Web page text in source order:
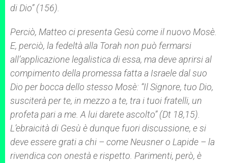
di Dio” (156).
Perciò, Matteo ci presenta Gesù come il nuovo Mosè.
E, perciò, la fedeltà alla Torah non può fermarsi
all’applicazione legalistica di essa, ma deve aprirsi al
compimento della promessa fatta a Israele dal suo
Dio per bocca dello stesso Mosè: “Il Signore, tuo Dio,
susciterà per te, in mezzo a te, tra i tuoi fratelli, un
profeta pari a me. A lui darete ascolto” (Dt 18,15).
L’ebraicità di Gesù è dunque fuori discussione, e si
deve essere grati a chi – come Neusner o Lapide – la
rivendica con onestà e rispetto. Parimenti, però, è